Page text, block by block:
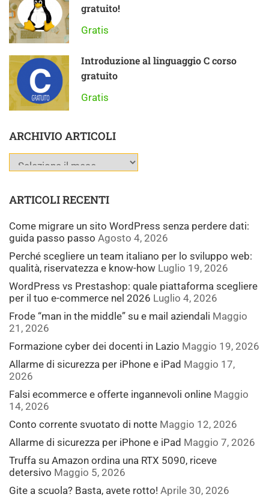
gratuito!
Gratis
Introduzione al linguaggio C corso
gratuito
Gratis
ARCHIVIO ARTICOLI
ARTICOLI RECENTI
Come migrare un sito WordPress senza perdere dati:
guida passo passo Agosto 4, 2026
Perché scegliere un team italiano per lo sviluppo web:
qualità, riservatezza e know-how Luglio 19, 2026
WordPress vs Prestashop: quale piattaforma scegliere
per il tuo e-commerce nel 2026 Luglio 4, 2026
Frode “man in the middle” su e mail aziendali Maggio
21, 2026
Formazione cyber dei docenti in Lazio Maggio 19, 2026
Allarme di sicurezza per iPhone e iPad Maggio 17,
2026
Falsi ecommerce e offerte ingannevoli online Maggio
14, 2026
Conto corrente svuotato di notte Maggio 12, 2026
Allarme di sicurezza per iPhone e iPad Maggio 7, 2026
Truffa su Amazon ordina una RTX 5090, riceve
detersivo Maggio 5, 2026
Gite a scuola? Basta, avete rotto! Aprile 30, 2026